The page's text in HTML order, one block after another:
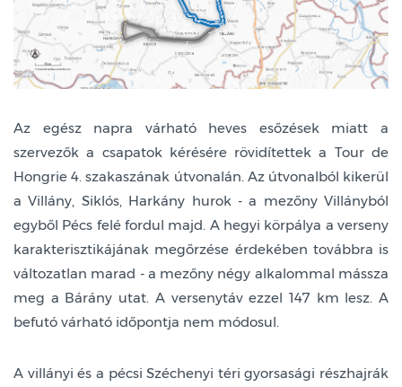
Az egész napra várható heves esőzések miatt a
szervezők a csapatok kérésére rövidítettek a Tour de
Hongrie 4. szakaszának útvonalán. Az útvonalból kikerül
a Villány, Siklós, Harkány hurok - a mezőny Villányból
egyből Pécs felé fordul majd. A hegyi körpálya a verseny
karakterisztikájának megőrzése érdekében továbbra is
változatlan marad - a mezőny négy alkalommal mássza
meg a Bárány utat. A versenytáv ezzel 147 km lesz. A
befutó várható időpontja nem módosul.
A villányi és a pécsi Széchenyi téri gyorsasági részhajrák